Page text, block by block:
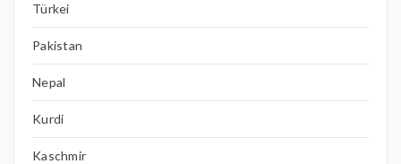
Türkei
Pakistan
Nepal
Kurdi
Kaschmir